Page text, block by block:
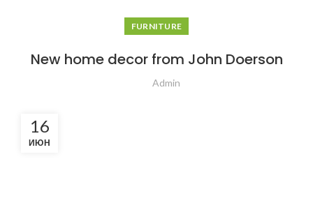
FURNITURE
New home decor from John Doerson
Admin
16
ИЮН